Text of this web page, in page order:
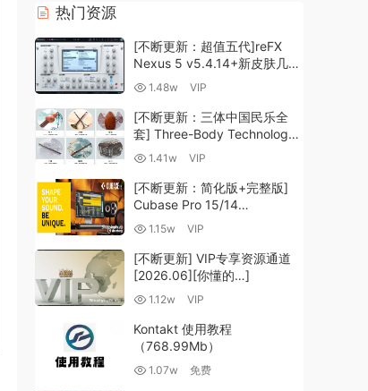
热门资源
[不断更新：超值五代]reFX
Nexus 5 v5.4.14+新皮肤几十
套+原厂+全套扩展+教程
1.48w VIP
[不断更新：三体中国民乐全
套] Three-Body Technology-
R2R [WiN, MacOSX]
1.41w VIP
[不断更新：简化版+完整版]
Cubase Pro 15/14
VR/R2R/U2B+原厂音源+插件
MacOSX]（704.0MB+）
1.15w VIP
[不断更新] VIP专享资源通道
[2026.06][你懂的…]
1.12w VIP
Kontakt 使用教程
（768.99Mb）
1.07w 免费